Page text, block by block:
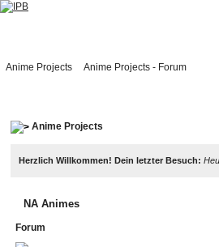
Anime Projects Anime Projects - Forum
Anime Projects
Herzlich Willkommen! Dein letzter Besuch:
NA Animes
Forum